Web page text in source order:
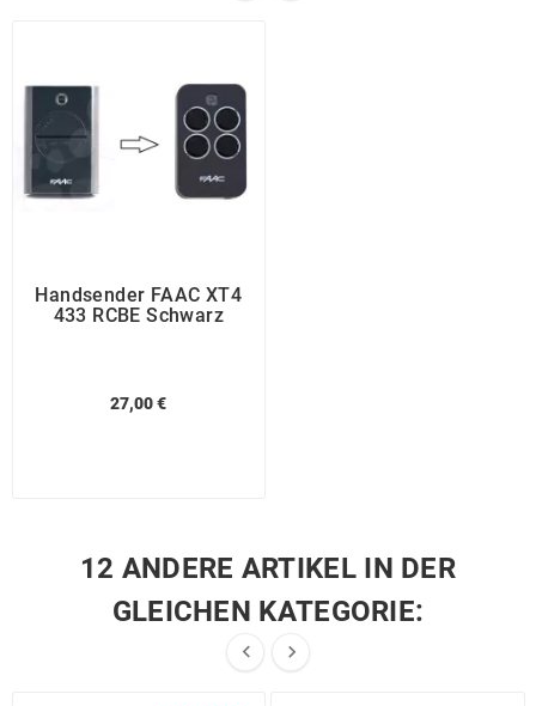
Handsender FAAC XT4
433 RCBE Schwarz
27,00 €
12 ANDERE ARTIKEL IN DER
GLEICHEN KATEGORIE:
 